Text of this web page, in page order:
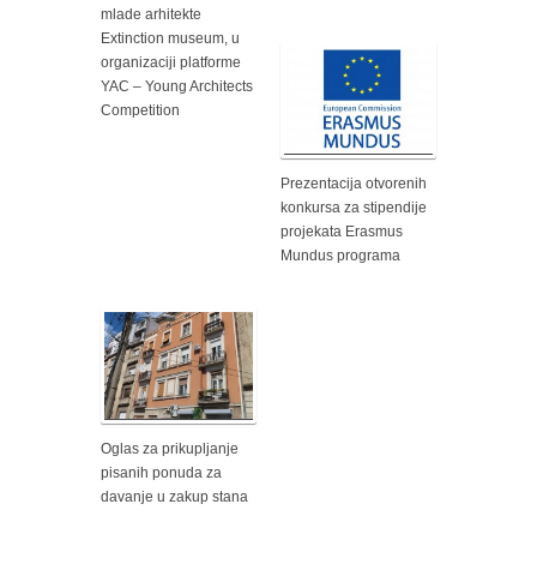
mlade arhitekte
Extinction museum, u
organizaciji platforme
YAC – Young Architects
Competition
Prezentacija otvorenih
konkursa za stipendije
projekata Erasmus
Mundus programa
Oglas za prikupljanje
pisanih ponuda za
davanje u zakup stana